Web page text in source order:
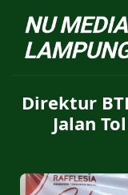
Direktur
Jalan